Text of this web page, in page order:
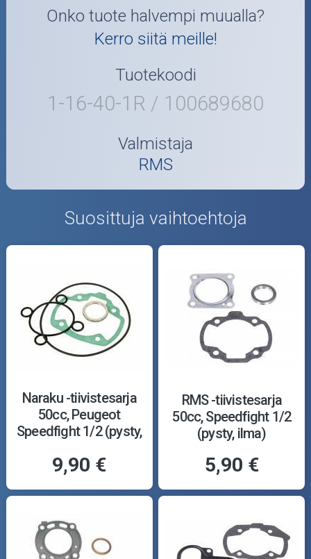
Onko tuote halvempi muualla?
Kerro siitä meille!
Tuotekoodi
1-16-40-1R / 100689680
Valmistaja
RMS
Suosittuja vaihtoehtoja
Naraku -tiivistesarja
50cc, Peugeot
Speedfight 1/2 (pysty,
9,90 €
RMS -tiivistesarja
50cc, Speedfight 1/2
(pysty, ilma)
5,90 €